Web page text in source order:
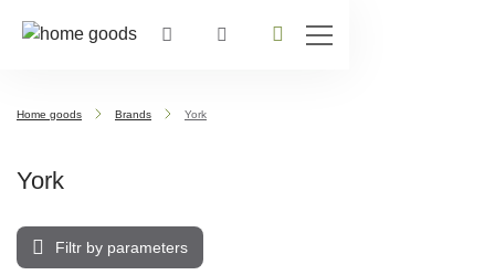
Home goods Brands York
York
Filtr by parameters